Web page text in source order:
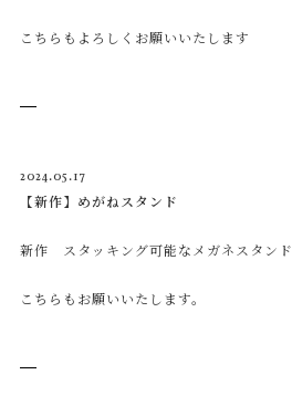
こちらもよろしくお願いいたします
2024.05.17
【新作】めがねスタンド
新作 スタッキング可能なメガネスタンド
こちらもお願いいたします。